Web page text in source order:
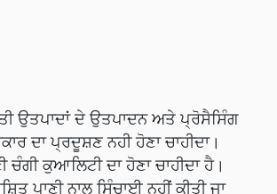
ਉਤਪਾਦਾਂ ਦੇ ਉਤਪਾਦਨ ਅਤੇ ਪ੍ਰੋਸੈਸਿੰਗ
ਦਾ ਪ੍ਰਦੂਸ਼ਣ ਨਹੀ ਹੋਣਾ ਚਾਹੀਦਾ।
ਚੰਗੀ ਕੁਆਲਿਟੀ ਦਾ ਹੋਣਾ ਚਾਹੀਦਾ ਹੈ।
ਪਾਣੀ ਨਾਲ ਸਿੰਚਾਈ ਨਹੀਂ ਕੀਤੀ ਜਾ